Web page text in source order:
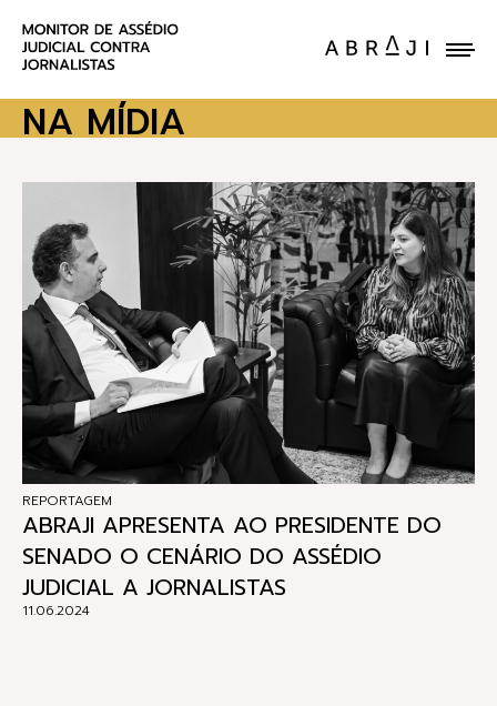
ENVIE UM CASO
NA MÍDIA
REPORTAGEM
ABRAJI APRESENTA AO PRESIDENTE DO
SENADO O CENÁRIO DO ASSÉDIO
JUDICIAL A JORNALISTAS
11.06.2024